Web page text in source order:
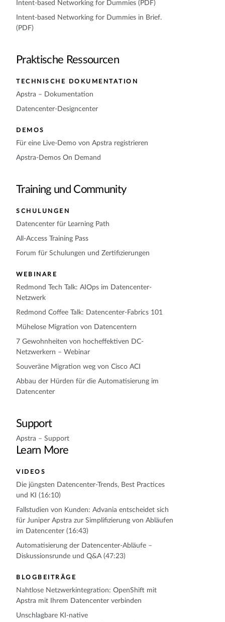
Intent-based Networking for Dummies (PDF)
Intent-based Networking for Dummies in Brief.
(PDF)
Praktische Ressourcen
TECHNISCHE DOKUMENTATION
Apstra – Dokumentation
Datencenter-Designcenter
DEMOS
Für eine Live-Demo von Apstra registrieren
Apstra-Demos On Demand
Training und Community
SCHULUNGEN
Datencenter für Learning Path
All-Access Training Pass
Forum für Schulungen und Zertifizierungen
WEBINARE
Redmond Tech Talk: AIOps im Datencenter-
Netzwerk
Redmond Coffee Talk: Datencenter-Fabrics 101
Mühelose Migration von Datencentern
7 Gewohnheiten von hocheffektiven DC-
Netzwerkern – Webinar
Souveräne Migration weg von Cisco ACI
Abbau der Hürden für die Automatisierung im
Datencenter
Support
Apstra – Support
Learn More
VIDEOS
Die jüngsten Datencenter-Trends, Best Practices
und KI (16:10)
Fallstudien von Kunden: Advania entscheidet sich
für Juniper Apstra zur Simplifizierung von Abläufen
im Datencenter (16:43)
Automatisierung der Datencenter-Abläufe –
Diskussionsrunde und Q&A (47:23)
BLOGBEITRÄGE
Nahtlose Netzwerkintegration: OpenShift mit
Apstra mit Ihrem Datencenter verbinden
Unschlagbare KI-native